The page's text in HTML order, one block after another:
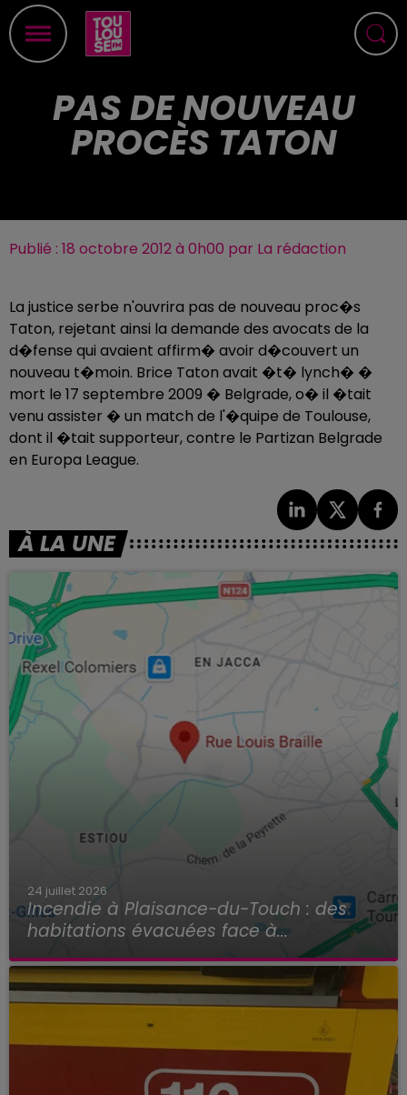
PAS DE NOUVEAU
PROCÈS TATON
Publié : 18 octobre 2012 à 0h00 par La rédaction
La justice serbe n'ouvrira pas de nouveau proc�s
Taton, rejetant ainsi la demande des avocats de la
d�fense qui avaient affirm� avoir d�couvert un
nouveau t�moin. Brice Taton avait �t� lynch� �
mort le 17 septembre 2009 � Belgrade, o� il �tait
venu assister � un match de l'�quipe de Toulouse,
dont il �tait supporteur, contre le Partizan Belgrade
en Europa League.
À LA UNE
24 juillet 2026
Incendie à Plaisance-du-Touch : des
habitations évacuées face à...